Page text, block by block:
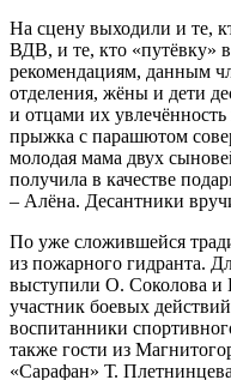
На сцену выходили и те,
ВДВ, и те, кто «путёвку»
рекомендациям, данным
отделения, жёны и дети
и отцами их
прыжка с парашютом
молодая мама двух
получила в качестве
– Алёна. Десантники
По уже сложившейся
из пожарного гидранта.
выступили О. Соколова и
участник боевых
воспитанники
также гости из
«Сарафан» Т.